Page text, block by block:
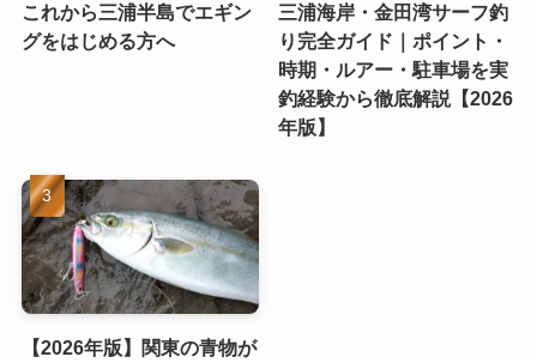
これから三浦半島でエギン
グをはじめる方へ
三浦海岸・金田湾サーフ釣
り完全ガイド｜ポイント・
時期・ルアー・駐車場を実
釣経験から徹底解説【2026
年版】
【2026年版】関東の青物が